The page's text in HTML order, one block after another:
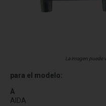
La imagen puede
para el modelo:
A
AIDA